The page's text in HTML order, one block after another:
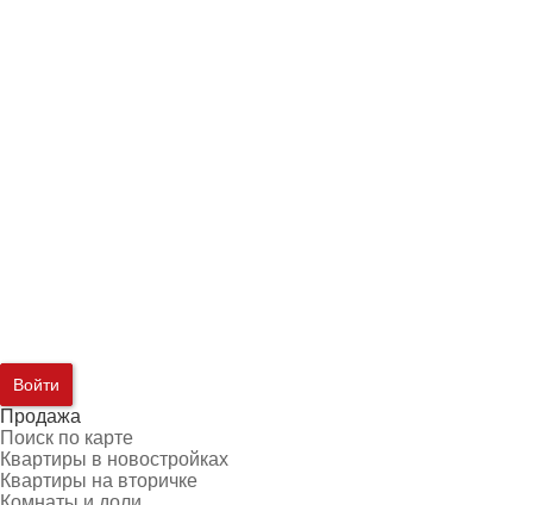
Войти
Продажа
Поиск по карте
Квартиры в новостройках
Квартиры на вторичке